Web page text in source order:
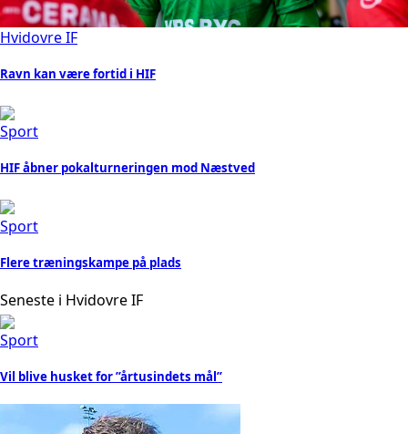
Hvidovre IF
Ravn kan være fortid i HIF
Sport
HIF åbner pokalturneringen mod Næstved
Sport
Flere træningskampe på plads
Seneste i Hvidovre IF
Sport
Vil blive husket for ”årtusindets mål”